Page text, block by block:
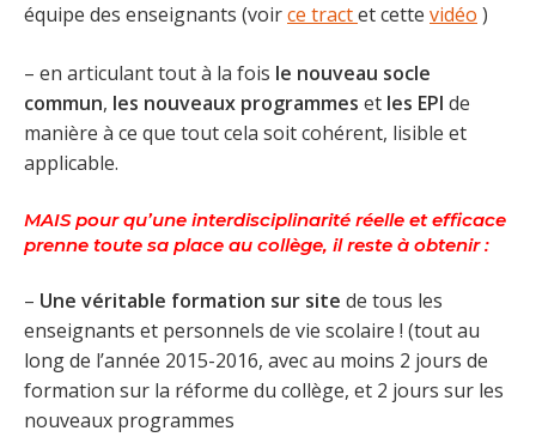
équipe des enseignants (voirce tractet cette vidéo )
– en articulant tout à la fois le nouveau socle
commun, les nouveaux programmes et les EPI de
manière à ce que tout cela soit cohérent, lisible et
applicable.
MAISpour qu’une interdisciplinarité réelle et efficace
prenne toute sa place au collège, il reste à obtenir :
– Une véritable formation sur site de tous les
enseignants et personnels de vie scolaire ! (tout au
long de l’année 2015-2016, avec au moins 2 jours de
formation sur la réforme du collège, et 2 jours sur les
nouveaux programmes